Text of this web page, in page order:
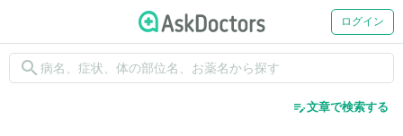
ログイン
search
edit_note文章で検索する